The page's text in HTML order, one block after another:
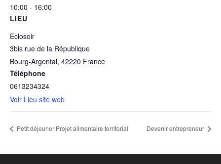
10:00 - 16:00
LIEU
Eclosoir
3bis rue de la République
Bourg-Argental, 42220 France
Téléphone
0613234324
Voir Lieu site web
Petit déjeuner Projet alimentaire territorial Devenir entrepreneur